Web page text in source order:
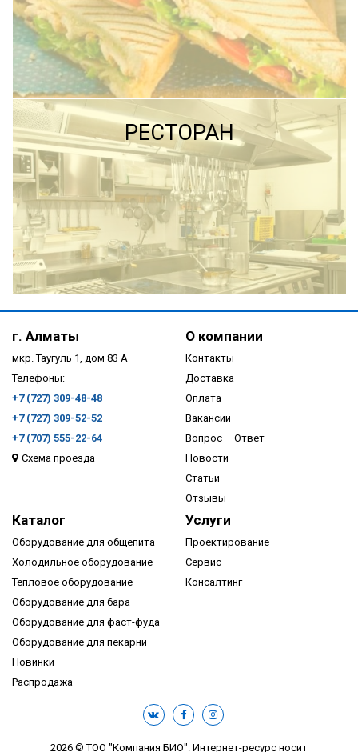
ПОДРОБНЕЕ ПОДРОБНЕЕ
ПОДРОБНЕЕ
РЕСТОРАН
ПОДРОБНЕЕ
г. Алматы
мкр. Таугуль 1, дом 83 А
Телефоны:
+7 (727) 309-48-48
+7 (727) 309-52-52
+7 (707) 555-22-64
Схема проезда
О компании
Контакты
Доставка
Оплата
Вакансии
Вопрос – Ответ
Новости
Статьи
Отзывы
Каталог
Оборудование для общепита
Холодильное оборудование
Тепловое оборудование
Оборудование для бара
Оборудование для фаст-фуда
Оборудование для пекарни
Новинки
Распродажа
Услуги
Проектирование
Сервис
Консалтинг
2026 © ТОО "Компания БИО". Интернет-ресурс носит